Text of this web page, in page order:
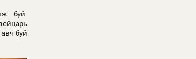
буй
буй